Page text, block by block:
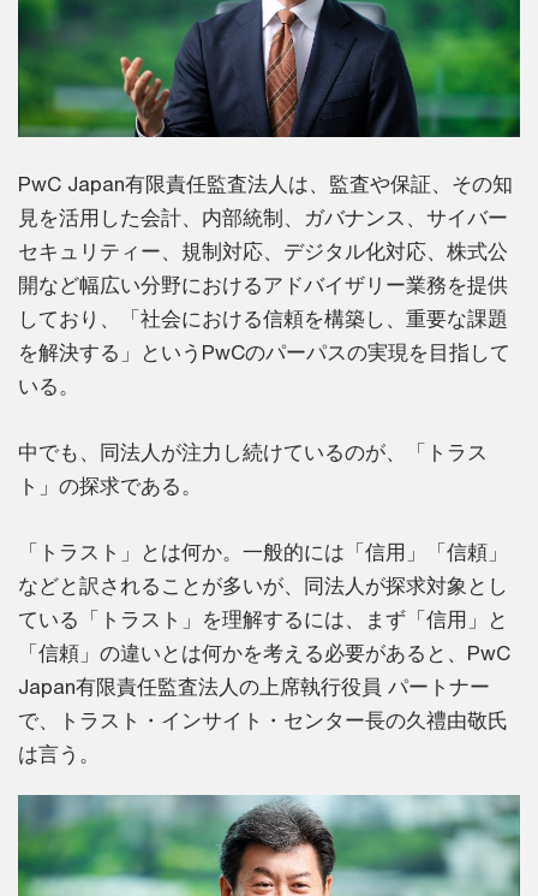
PwC Japan有限責任監査法人は、監査や保証、その知
見を活用した会計、内部統制、ガバナンス、サイバー
セキュリティー、規制対応、デジタル化対応、株式公
開など幅広い分野におけるアドバイザリー業務を提供
しており、「社会における信頼を構築し、重要な課題
を解決する」というPwCのパーパスの実現を目指して
いる。
中でも、同法人が注力し続けているのが、「トラス
ト」の探求である。
「トラスト」とは何か。一般的には「信用」「信頼」
などと訳されることが多いが、同法人が探求対象とし
ている「トラスト」を理解するには、まず「信用」と
「信頼」の違いとは何かを考える必要があると、PwC
Japan有限責任監査法人の上席執行役員 パートナー
で、トラスト・インサイト・センター長の久禮由敬氏
は言う。